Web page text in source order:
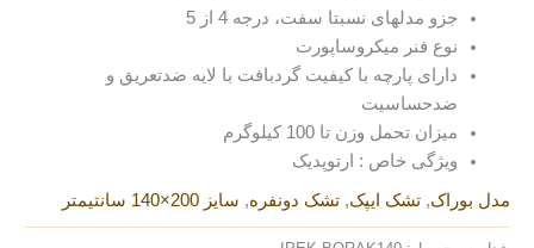
جزو مدلهای نسبتا سفت، درجه 4 از 5
نوع فنر میکروساپورت
دارای پارچه با کیفیت گردبافت با لایه ضدتعریق و
ضدحساسیت
میزان تحمل وزن تا 100 کیلوگرم
ویژگی خاص : ارتوپدیک
مدل بوراک, تشک ایپک, تشک دونفره, سایز 200×140 سانتیمتر